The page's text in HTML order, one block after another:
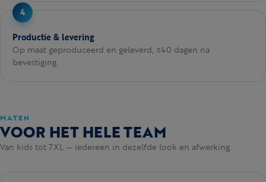
Productie & levering
Op maat geproduceerd en geleverd, ±40 dagen na
bevestiging.
MATEN
VOOR HET HELE TEAM
Van kids tot 7XL — iedereen in dezelfde look en afwerking.